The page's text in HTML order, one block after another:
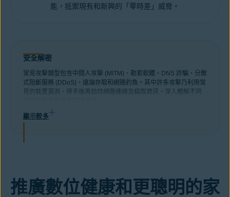
能，抵禦現有和新興的「零時差」威脅。
安全解密
常見攻擊類型包含中間人攻擊 (MITM)、勒索軟體、DNS 詐騙、分散
式阻斷服務 (DDoS)、遠端存取和網路釣魚。其中許多攻擊乃利用常
見的裝置漏洞，得手後再劫持網路連線及竊取資訊。深入瞭解不同
顯示較多
推廣數位健康和更聰明的家